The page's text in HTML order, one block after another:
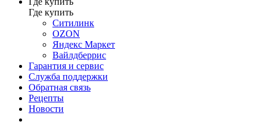
Где купить
Ситилинк
OZON
Яндекс Маркет
Вайлдберрис
Гарантия и сервис
Служба поддержки
Обратная связь
Рецепты
Новости